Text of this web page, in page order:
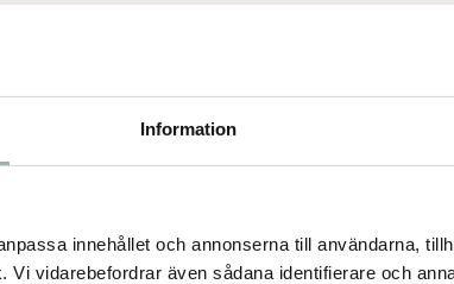
Information
innehållet och annonserna till användarna,
vidarebefordrar även sådana identifierare och